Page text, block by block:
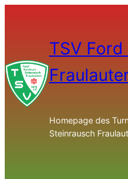
TSV
Homepage des
Steinrausch